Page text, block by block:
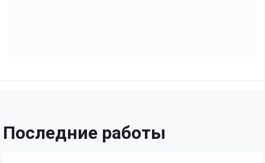
Последние работы